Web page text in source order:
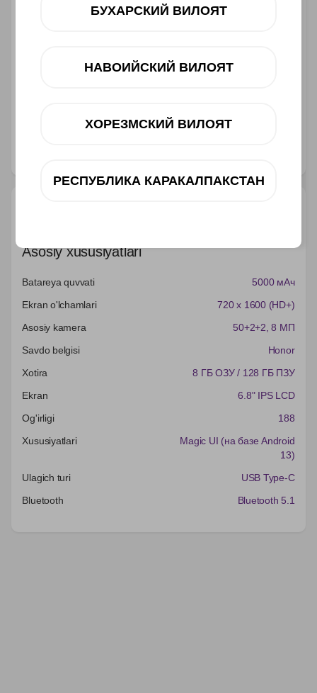
Telegram orqali bog‘lanish
Asosiy xususiyatlari
Batareya quvvati
5000 мАч
Ekran o'lchamlari
720 x 1600 (HD+)
Asosiy kamera
50+2+2 , 8 МП
Savdo belgisi
Honor
Xotira
8 ГБ ОЗУ / 128 ГБ ПЗУ
Ekran
6.8" IPS LCD
Og'irligi
188
Xususiyatlari
Magic UI (на базе Android
13)
Ulagich turi
USB Type-C
Bluetooth
Bluetooth 5.1
БУХАРСКИЙ ВИЛОЯТ
НАВОИЙСКИЙ ВИЛОЯТ
ХОРЕЗМСКИЙ ВИЛОЯТ
РЕСПУБЛИКА КАРАКАЛПАКСТАН